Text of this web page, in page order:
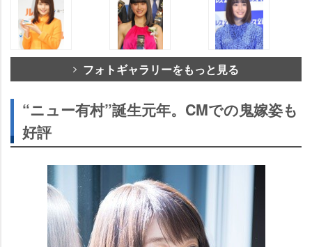
フォトギャラリーをもっと見る
“ニュー有村”誕生元年。CMでの鬼嫁姿も
好評